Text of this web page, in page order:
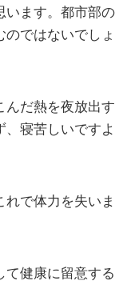
います。都市部の
のではないでしょ
んだ熱を夜放出す
寝苦しいですよ
で体力を失いま
て健康に留意する